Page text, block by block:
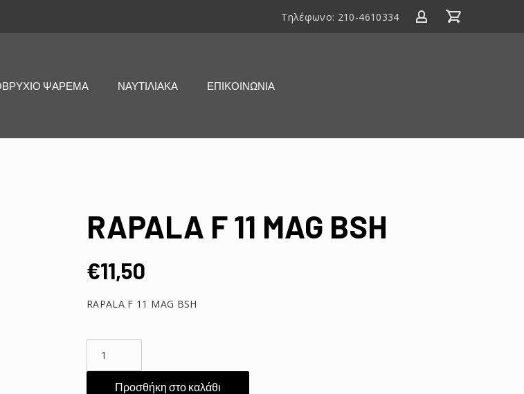
Τηλέφωνο: 210-4610334
ΨΑΡΕΜΑ ΝΑΥΤΙΛΙΑΚΑ ΕΠΙΚΟΙΝΩΝΙΑ
RAPALA F 11 MAG BSH
€11,50
RAPALA F 11 MAG BSH
Προσθήκη στο καλάθι